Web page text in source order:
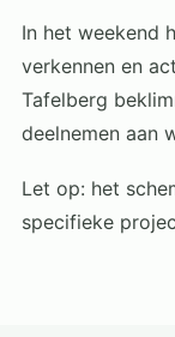
In het weekend
verkennen en
Tafelberg
deelnemen aan
Let op: het
specifieke